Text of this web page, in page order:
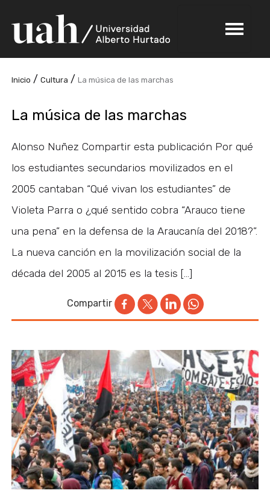
Inicio /Cultura /La música de las marchas
La música de las marchas
Alonso Nuñez Compartir esta publicación Por qué
los estudiantes secundarios movilizados en el
2005 cantaban “Qué vivan los estudiantes” de
Violeta Parra o ¿qué sentido cobra “Arauco tiene
una pena” en la defensa de la Araucanía del 2018?”.
La nueva canción en la movilización social de la
década del 2005 al 2015 es la tesis […]
Compartir